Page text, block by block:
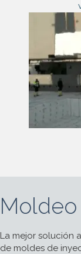
La mejor solución
de moldes de